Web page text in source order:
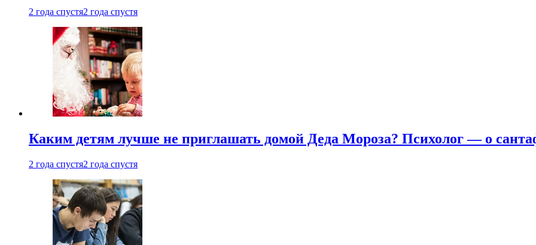
2 года спустя2 года спустя
Каким детям лучше не приглашать домой Деда Мороза? Психолог — о
2 года спустя2 года спустя